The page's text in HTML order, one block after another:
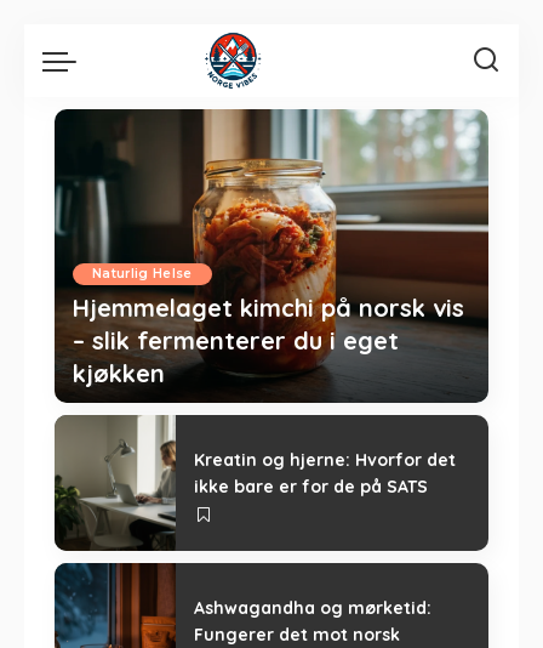
Naturlig Helse
Hjemmelaget kimchi på norsk vis
– slik fermenterer du i eget
kjøkken
norgevibes May 15, 2026
Kreatin og hjerne: Hvorfor det
ikke bare er for de på SATS
Ashwagandha og mørketid:
Fungerer det mot norsk